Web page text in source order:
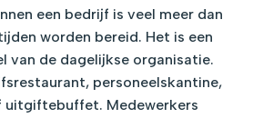
een bedrijf is veel meer dan
worden bereid. Het is een
van de dagelijkse organisatie.
personeelskantine,
uitgiftebuffet. Medewerkers